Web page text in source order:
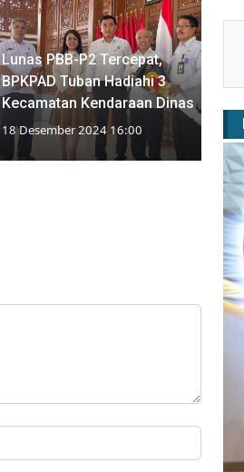
Lunas PBB-P2 Tercepat,
BPKPAD Tuban Hadiahi 3
Kecamatan Kendaraan Dinas
18 Desember 2024 16:00